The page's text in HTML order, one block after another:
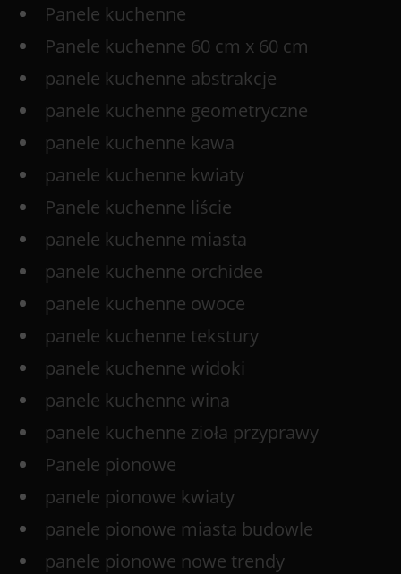
Panele kuchenne
Panele kuchenne 60 cm x 60 cm
panele kuchenne abstrakcje
panele kuchenne geometryczne
panele kuchenne kawa
panele kuchenne kwiaty
Panele kuchenne liście
panele kuchenne miasta
panele kuchenne orchidee
panele kuchenne owoce
panele kuchenne tekstury
panele kuchenne widoki
panele kuchenne wina
panele kuchenne zioła przyprawy
Panele pionowe
panele pionowe kwiaty
panele pionowe miasta budowle
panele pionowe nowe trendy